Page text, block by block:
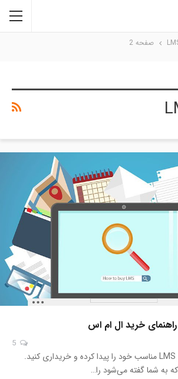
صفحه 2
راهنمای خرید ال ام اس
ما به شما کمک می‌کنیم LMS مناسب خود را پیدا کرده و خریداری کنید.
به شما گفته می‌شود را…